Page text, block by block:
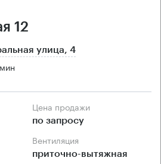
12
улица, 4
Цена продажи
по запросу
Вентиляция
приточно-вытяжная